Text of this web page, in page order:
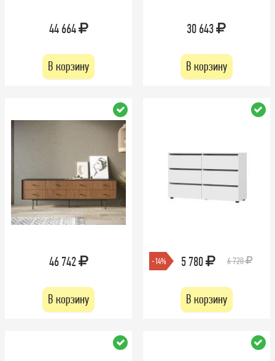
44 664
В корзину
30 643
В корзину
46 742
В корзину
-14% 5 780 6 720
В корзину